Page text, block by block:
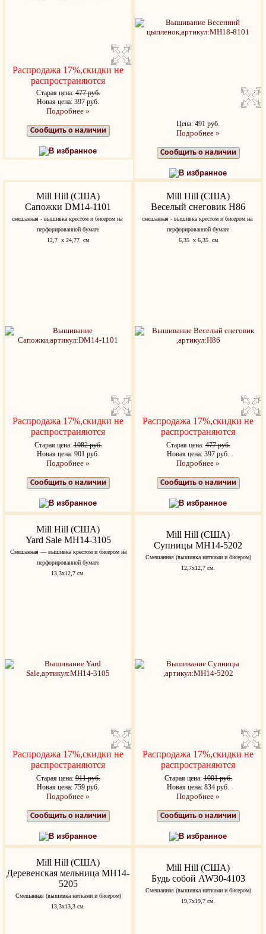
Распродажа 17%,скидки не
распространяются
Старая цена:477 руб.
Новая цена: 397 руб.
Подробнее »
Сообщить о наличии
В избранное
Цена: 491 руб.
Подробнее »
Сообщить о наличии
В избранное
Mill Hill (США)
Сапожки DM14-1101
смешанная - вышивка крестом и бисером на
перфорированной бумаге
12,7 x 24,77 см
Распродажа 17%,скидки не
распространяются
Старая цена:1082 руб.
Новая цена: 901 руб.
Подробнее »
Сообщить о наличии
В избранное
Mill Hill (США)
Веселый снеговик H86
смешанная - вышивка крестом и бисером на
перфорированной бумаге
6,35 x 6,35 см
Распродажа 17%,скидки не
распространяются
Старая цена:477 руб.
Новая цена: 397 руб.
Подробнее »
Сообщить о наличии
В избранное
Mill Hill (США)
Yard Sale MH14-3105
Cмешанная — вышивка крестом и бисером на
перфорированной бумаге
13,3х12,7 см.
Распродажа 17%,скидки не
распространяются
Старая цена:911 руб.
Новая цена: 759 руб.
Подробнее »
Сообщить о наличии
В избранное
Mill Hill (США)
Супницы MH14-5202
Cмешанная (вышивка нитками и бисером)
12,7x12,7 см.
Распродажа 17%,скидки не
распространяются
Старая цена:1001 руб.
Новая цена: 834 руб.
Подробнее »
Сообщить о наличии
В избранное
Mill Hill (США)
Деревенская мельница MH14-
5205
Cмешанная (вышивка нитками и бисером)
13,3x13,3 см.
Mill Hill (США)
Будь собой AW30-4103
Cмешанная (вышивка нитками и бисером)
19,7x19,7 см.